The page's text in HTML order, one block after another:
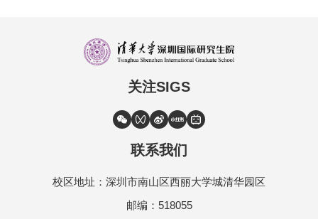
关注SIGS
联系我们
校区地址：深圳市南山区西丽大学城清华园区
邮编：518055